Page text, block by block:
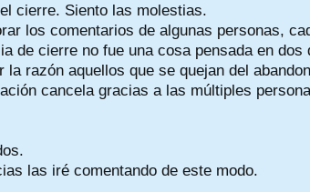
cierre. Siento las molestias.
los comentarios de algunas personas,
de cierre no fue una cosa pensada en
la razón aquellos que se quejan del
cancela gracias a las múltiples
las iré comentando de este modo.